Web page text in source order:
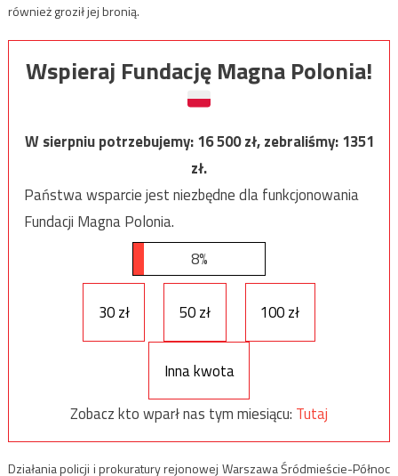
również groził jej bronią.
Wspieraj Fundację Magna Polonia!
W sierpniu potrzebujemy:16 500zł, zebraliśmy:1351
zł.
Państwa wsparcie jest niezbędne dla funkcjonowania
Fundacji Magna Polonia.
8%
30 zł 50 zł 100 zł
Inna kwota
Zobacz kto wparł nas tym miesiącu: Tutaj
Działania policji i prokuratury rejonowej Warszawa Śródmieście-Północ